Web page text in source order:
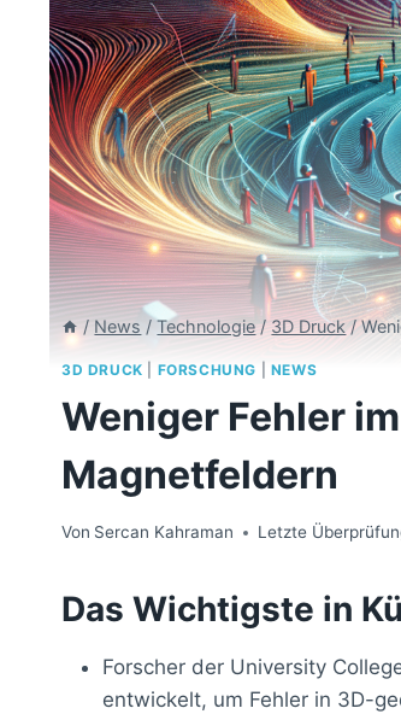
/ News / Technologie / 3D Druck /
3D DRUCK FORSCHUNG NEWS
Weniger Fehler
Magnetfeldern
Von Sercan Kahraman Letzte
Das Wichtigste in
Forscher der University
entwickelt, um Fehler in 3D-